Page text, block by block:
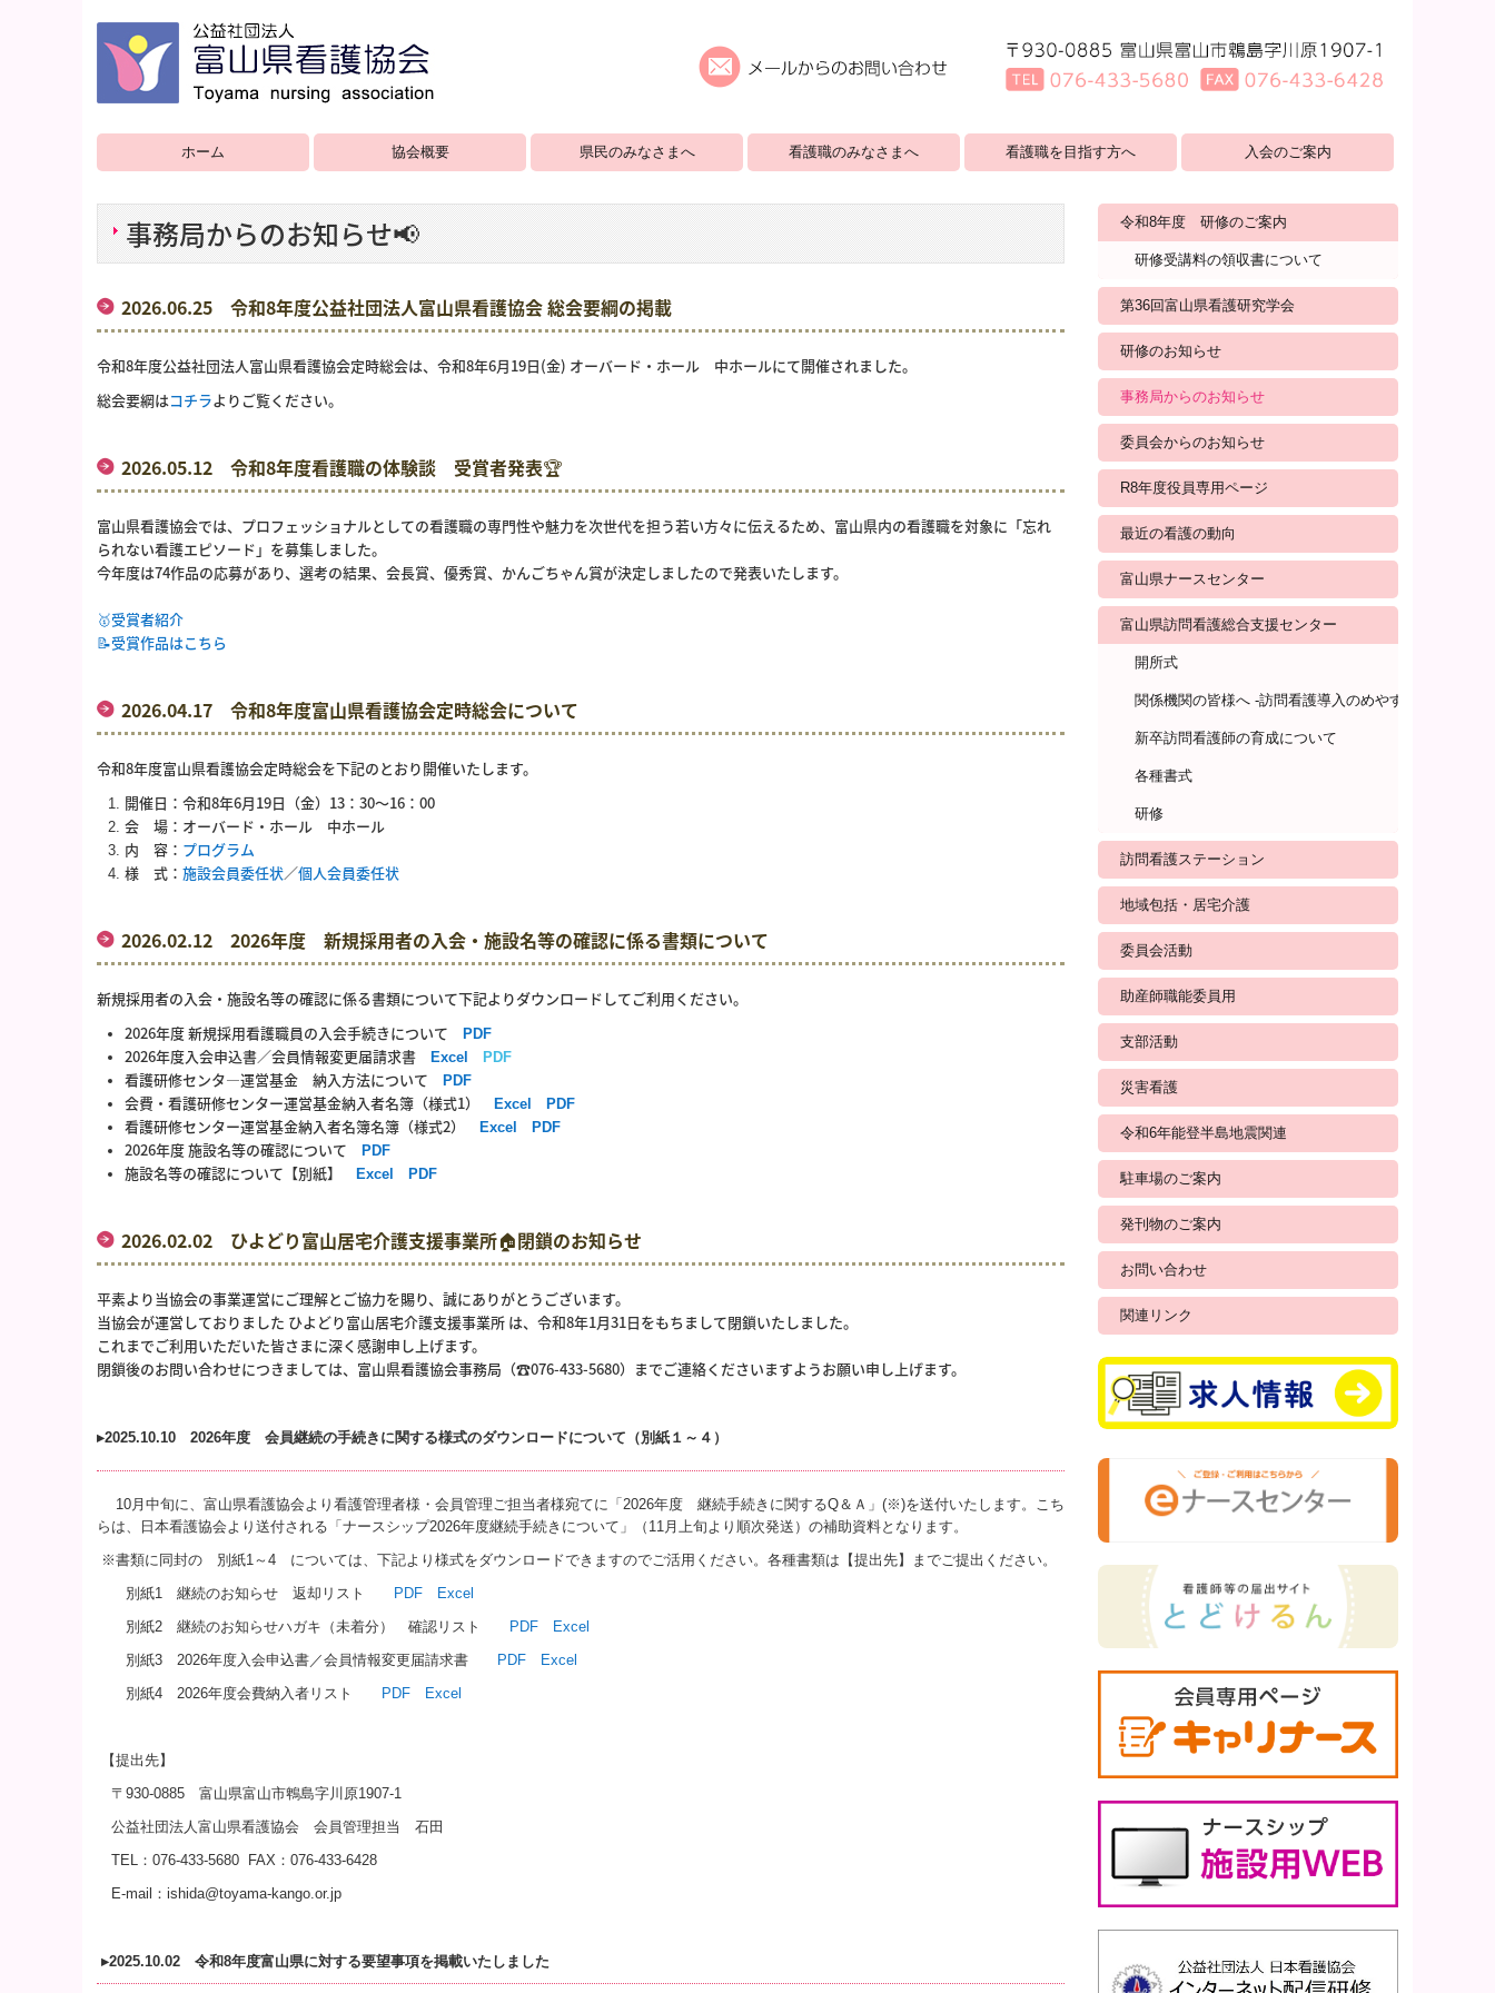
ホーム 協会概要 県民のみなさまへ 看護職のみなさまへ 看護職を目指す方へ 入会のご案内
事務局からのお知らせ📢
2026.06.25 令和8年度公益社団法人富山県看護協会 総会要綱の掲載
令和8年度公益社団法人富山県看護協会定時総会は、令和8年6月19日(金) オーバード・ホール 中ホールにて開催されました。
総会要綱はコチラよりご覧ください。
2026.05.12 令和8年度看護職の体験談 受賞者発表🏆
富山県看護協会では、プロフェッショナルとしての看護職の専門性や魅力を次世代を担う若い方々に伝えるため、 富山県内の看護職を対象に「忘れ
られない看護エピソード」を募集しました。
今年度は74作品の応募があり、選考の結果、会長賞、優秀賞、かんごちゃん賞が決定しましたので発表いたします。
🥇受賞者紹介
📝受賞作品はこちら
2026.04.17 令和8年度富山県看護協会定時総会について
令和8年度富山県看護協会定時総会を下記のとおり開催いたします。
開催日：令和8年6月19日（金）13：30～16：00
会 場：オーバード・ホール 中ホール
内 容： プログラム
様 式： 施設会員委任状／個人会員委任状
2026.02.12 2026年度 新規採用者の入会・施設名等の確認に係る書類について
新規採用者の入会・施設名等の確認に係る書類について下記よりダウンロードしてご利用ください。
2026年度 新規採用看護職員の入会手続きについて
PDF
2026年度入会申込書／会員情報変更届請求書 Excel PDF
看護研修センタ―運営基金 納入方法について PDF
会費・看護研修センター運営基金納入者名簿（様式1） Excel PDF
看護研修センター運営基金納入者名簿名簿（様式2） Excel PDF
2026年度 施設名等の確認について PDF
施設名等の確認について【別紙】 Excel PDF
2026.02.02 ひよどり富山居宅介護支援事業所🏠閉鎖のお知らせ
平素より当協会の事業運営にご理解とご協力を賜り、誠にありがとうございます。
当協会が運営しておりました ひよどり富山居宅介護支援事業所 は、令和8年1月31日をもちまして閉鎖いたしました。
これまでご利用いただいた皆さまに深く感謝申し上げます。
閉鎖後のお問い合わせにつきましては、富山県看護協会事務局（☎️076-433-5680）までご連絡くださいますようお願い申し上げます。
▸2025.10.10 2026年度 会員継続の手続きに関する様式のダウンロードについて（別紙１～４）
10月中旬に、富山県看護協会より看護管理者様・会員管理ご担当者様宛てに 「 2026年度 継続手続きに関するQ＆Ａ」(※)を送付いたします。こち
らは、日本看護協会より送付される「ナースシップ2026年度継続手続きについて」（11月上旬より順次発送）の補助資料となります。
※書類に同封の 別紙1～4 については、下記より様式をダウンロードできますのでご活用ください。 各種書類は【提出先】までご提出ください。
別紙1 継続のお知らせ 返却リスト PDF
Excel
別紙2 継続のお知らせハガキ（未着分） 確認リスト PDF
Excel
別紙3 2026年度入会申込書／会員情報変更届請求書 PDF
Excel
別紙4 2026年度会費納入者リスト PDF Excel
【提出先】
〒930-0885 富山県富山市鵯島字川原1907-1
公益社団法人富山県看護協会 会員管理担当 石田
TEL ： 076-433-5680 FAX ： 076-433-6428
E-mail ：ishida@toyama-kango.or.jp
▸2025.10.02 令和8年度富山県に対する要望事項を掲載いたしました
令和8年度 研修のご案内
研修受講料の領収書について
第36回富山県看護研究学会
研修のお知らせ
事務局からのお知らせ
委員会からのお知らせ
R8年度役員専用ページ
最近の看護の動向
富山県ナースセンター
富山県訪問看護総合支援センター
開所式
関係機関の皆様へ -訪問看護導入のめやす-
新卒訪問看護師の育成について
各種書式
研修
訪問看護ステーション
地域包括・居宅介護
委員会活動
助産師職能委員用
支部活動
災害看護
令和6年能登半島地震関連
駐車場のご案内
発刊物のご案内
お問い合わせ
関連リンク